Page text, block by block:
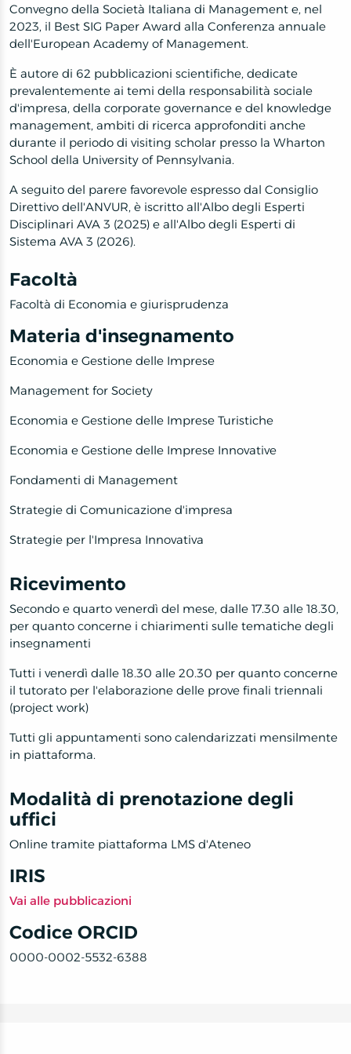
Convegno della Società Italiana di Management e, nel
2023, il Best SIG Paper Award alla Conferenza annuale
dell'European Academy of Management.
È autore di 62 pubblicazioni scientifiche, dedicate
prevalentemente ai temi della responsabilità sociale
d'impresa, della corporate governance e del knowledge
management, ambiti di ricerca approfonditi anche
durante il periodo di visiting scholar presso la Wharton
School della University of Pennsylvania.
A seguito del parere favorevole espresso dal Consiglio
Direttivo dell'ANVUR, è iscritto all'Albo degli Esperti
Disciplinari AVA 3 (2025) e all'Albo degli Esperti di
Sistema AVA 3 (2026).
Facoltà
Facoltà di Economia e giurisprudenza
Materia d'insegnamento
Economia e Gestione delle Imprese
Management for Society
Economia e Gestione delle Imprese Turistiche
Economia e Gestione delle Imprese Innovative
Fondamenti di Management
Strategie di Comunicazione d'impresa
Strategie per l'Impresa Innovativa
Ricevimento
Secondo e quarto venerdì del mese, dalle 17.30 alle 18.30,
per quanto concerne i chiarimenti sulle tematiche degli
insegnamenti
Tutti i venerdì dalle 18.30 alle 20.30 per quanto concerne
il tutorato per l'elaborazione delle prove finali triennali
(project work)
Tutti gli appuntamenti sono calendarizzati mensilmente
in piattaforma.
Modalità di prenotazione degli
uffici
Online tramite piattaforma LMS d'Ateneo
IRIS
Vai alle pubblicazioni
Codice ORCID
0000-0002-5532-6388